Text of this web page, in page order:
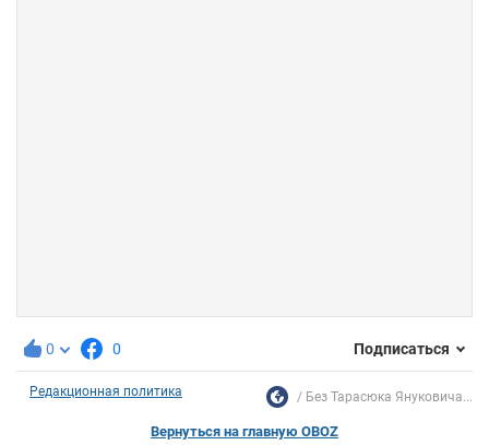
0 0 Подписаться
Редакционная политика Без Тарасюка Януковича...
Вернуться на главную OBOZ